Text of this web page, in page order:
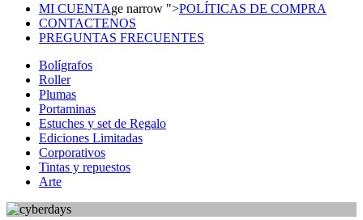
MI CUENTAge narrow ">POLÍTICAS DE COMPRA
CONTACTENOS
PREGUNTAS FRECUENTES
Bolígrafos
Roller
Plumas
Portaminas
Estuches y set de Regalo
Ediciones Limitadas
Corporativos
Tintas y repuestos
Arte